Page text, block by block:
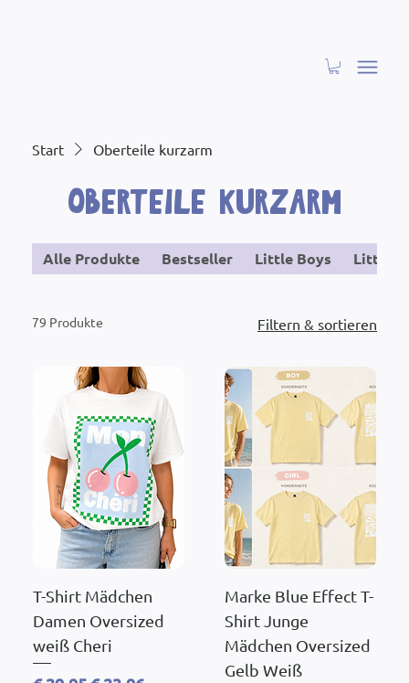
Start Oberteile kurzarm
Oberteile kurzarm
Alle Produkte Bestseller Little Boys Little
79 Produkte Filtern & sortieren
T-Shirt Mädchen
Damen Oversized
weiß Cheri
Marke Blue Effect T-
Shirt Junge
Mädchen Oversized
Gelb Weiß